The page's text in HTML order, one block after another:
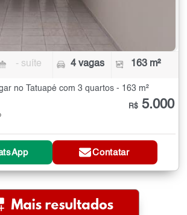
- suíte 4 vagas 163 m²
no Tatuapé com 3 quartos - 163 m²
R$ 5.000
Contatar